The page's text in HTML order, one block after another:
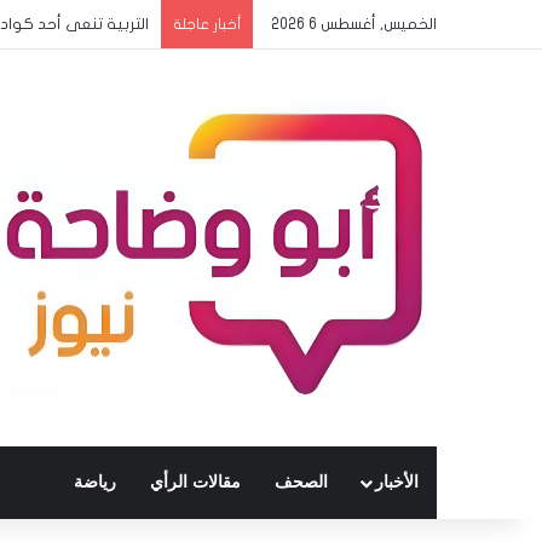
الخميس, أغسطس 6 2026 أخبار عاجلة مدرسة الفاشر
الأخبار الصحف مقالات الرأي رياضة